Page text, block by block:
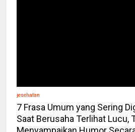
jesehatan
7 Frasa Umum yang Sering
Saat Berusaha Terlihat Lucu,